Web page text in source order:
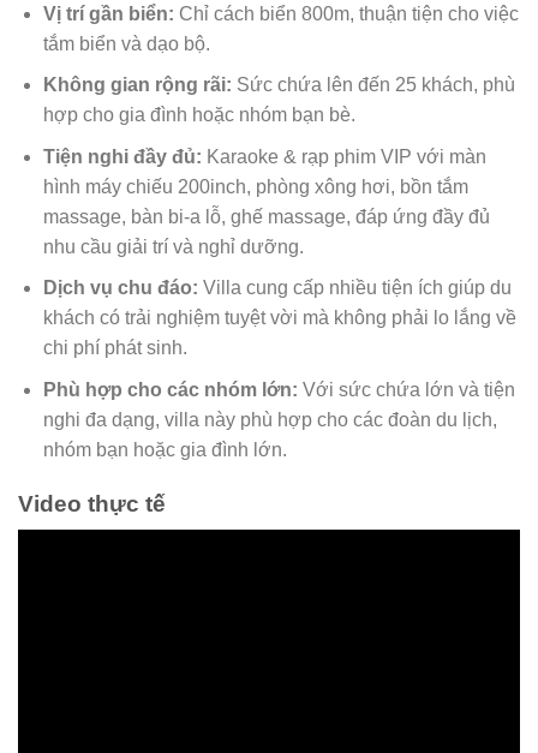
Vị trí gần biển: Chỉ cách biển 800m, thuận tiện cho việc
tắm biển và dạo bộ.
Không gian rộng rãi: Sức chứa lên đến 25 khách, phù
hợp cho gia đình hoặc nhóm bạn bè.
Tiện nghi đầy đủ: Karaoke & rạp phim VIP với màn
hình máy chiếu 200inch, phòng xông hơi, bồn tắm
massage, bàn bi-a lỗ, ghế massage, đáp ứng đầy đủ
nhu cầu giải trí và nghỉ dưỡng.
Dịch vụ chu đáo: Villa cung cấp nhiều tiện ích giúp du
khách có trải nghiệm tuyệt vời mà không phải lo lắng về
chi phí phát sinh.
Phù hợp cho các nhóm lớn: Với sức chứa lớn và tiện
nghi đa dạng, villa này phù hợp cho các đoàn du lịch,
nhóm bạn hoặc gia đình lớn.
Video thực tế